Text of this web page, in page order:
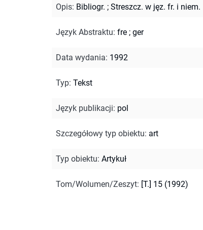
Opis: Bibliogr. ; Streszcz. w jęz. fr. i niem.
Język Abstraktu: fre ; ger
Data wydania: 1992
Typ: Tekst
Język publikacji: pol
Szczegółowy typ obiektu: art
Typ obiektu: Artykuł
Tom/Wolumen/Zeszyt: [T.] 15 (1992)